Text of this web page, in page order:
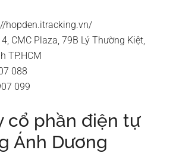
hopden.itracking.vn/
CMC Plaza, 79B Lý Thường Kiệt,
TP.HCM
088
099
cổ phần điện tự
Ánh Dương